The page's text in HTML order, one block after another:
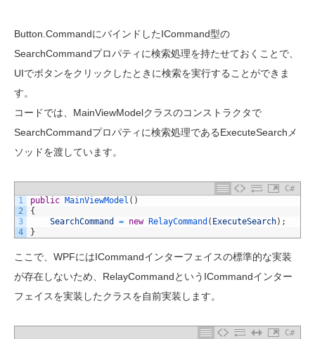
Button.CommandにバインドしたICommand型の
SearchCommandプロパティに検索処理を持たせておくことで、
UIでボタンをクリックしたときに検索を実行することができま
す。
コードでは、MainViewModelクラスのコンストラクタで
SearchCommandプロパティに検索処理であるExecuteSearchメ
ソッドを渡しています。
C#
1
2
3
4
public MainViewModel ( )
{
SearchCommand
= new RelayCommand ( ExecuteSearch) ;
}
ここで、WPFにはICommandインターフェイスの標準的な実装
が存在しないため、RelayCommandというICommandインター
フェイスを実装したクラスを自前実装します。
C#